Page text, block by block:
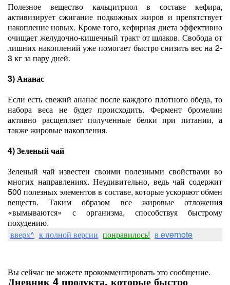
Полезное вещество кальцитриол в составе кефира,
активизирует сжигание подкожных жиров и препятствует
накопление новых. Кроме того, кефирная диета эффективно
очищает желудочно-кишечный тракт от шлаков. Свобода от
лишних накоплений уже помогает быстро снизить вес на 2-
3 кг за пару дней.
3) Ананас
Если есть свежий ананас после каждого плотного обеда, то
набора веса не будет происходить. Фермент бромелин
активно расщепляет полученные белки при питании, а
также жировые накопления.
4) Зеленый чай
Зеленый чай известен своими полезными свойствами во
многих направлениях. Неудивительно, ведь чай содержит
500 полезных элементов в составе, которые ускоряют обмен
веществ. Таким образом все жировые отложения
«вымываются» с организма, способствуя быстрому
похудению.
вверх^ к полной версии понравилось! в evernote
Вы сейчас не можете прокомментировать это сообщение.
Дневник 4 продукта, которые быстро